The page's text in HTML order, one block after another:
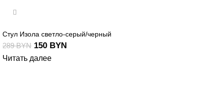
Стул Изола светло-серый/черный
289BYN 150 BYN
Читать далее